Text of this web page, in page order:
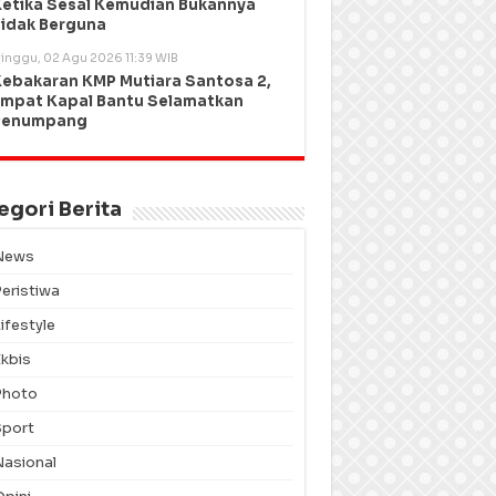
Sesal Kemudian Bukannya
Berguna
02 Agu 2026 11:39 WIB
KMP Mutiara Santosa 2,
Kapal Bantu Selamatkan
Berita